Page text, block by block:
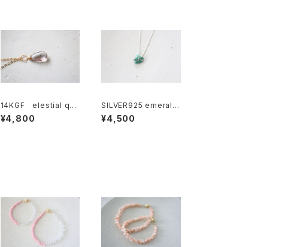
14KGF elestial qua
rtz shaped briolette
cut necklace[nc117
¥4,800
SILVER925 emerald
necklace[kgf3281]
¥4,500